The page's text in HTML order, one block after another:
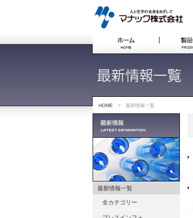
HOME > 最新情報一覧
最新情報一覧
全カテゴリー